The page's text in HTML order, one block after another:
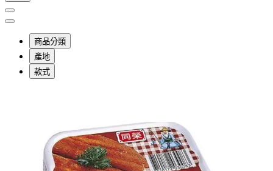
商品分類
產地
款式